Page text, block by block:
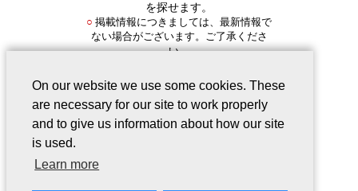
を探せます。
○ 掲載情報につきましては、最新情報で
ない場合がございます。ご了承くださ
い。
会社案内
On our website we use some cookies. These
are necessary for our site to work properly
and to give us information about how our site
is used.
Learn more